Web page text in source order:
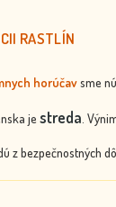
RASTLÍN
horúčavsme
je streda .
z bezpečnostných